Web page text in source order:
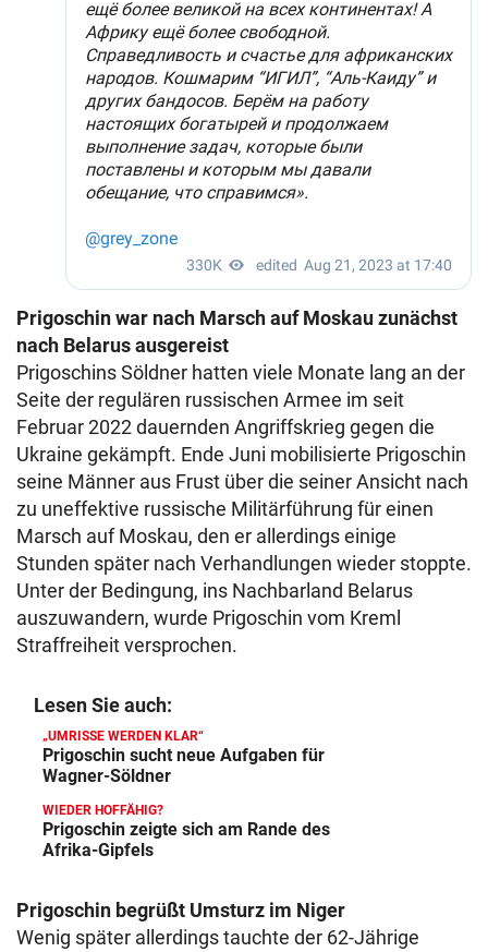
Prigoschin war nach Marsch auf Moskau zunächst
nach Belarus ausgereist
Prigoschins Söldner hatten viele Monate lang an der
Seite der regulären russischen Armee im seit
Februar 2022 dauernden Angriffskrieg gegen die
Ukraine gekämpft. Ende Juni mobilisierte Prigoschin
seine Männer aus Frust über die seiner Ansicht nach
zu uneffektive russische Militärführung für einen
Marsch auf Moskau, den er allerdings einige
Stunden später nach Verhandlungen wieder stoppte.
Unter der Bedingung, ins Nachbarland Belarus
auszuwandern, wurde Prigoschin vom Kreml
Straffreiheit versprochen.
Lesen Sie auch:
„UMRISSE WERDEN KLAR“
Prigoschin sucht neue Aufgaben für
Wagner-Söldner
WIEDER HOFFÄHIG?
Prigoschin zeigte sich am Rande des
Afrika-Gipfels
Prigoschin begrüßt Umsturz im Niger
Wenig später allerdings tauchte der 62-Jährige